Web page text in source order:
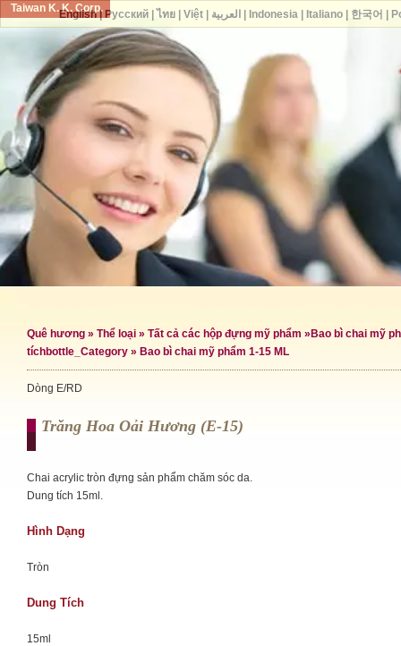
Taiwan K. K. Corp.
Quê hương » Thể loại » Tất cả các hộp đựng mỹ phẩm » Bao bì chai mỹ
tíchbottle_Category » Bao bì chai mỹ phẩm 1-15 ML
Dòng E/RD
Trăng Hoa Oải Hương (e-15)
Chai acrylic tròn đựng sản phẩm chăm sóc da.
Dung tích 15ml.
Hình Dạng
Tròn
Dung Tích
15ml
English| Русский| ไทย| Việt| العربية Indonesia| Italiano| 한국어